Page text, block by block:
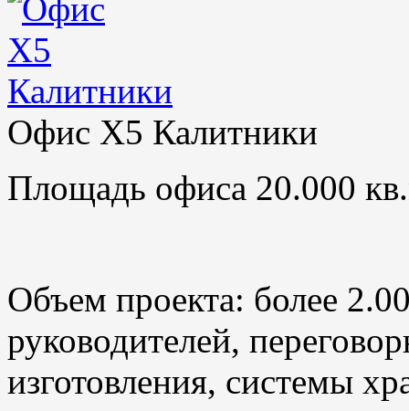
Офис X5 Калитники
Площадь офиса 20.000
Объем проекта: более
руководителей,
изготовления, системы